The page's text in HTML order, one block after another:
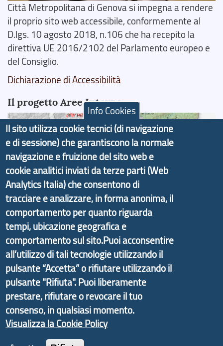
Città Metropolitana di Genova si impegna a rendere
il proprio sito web accessibile, conformemente al
D.lgs. 10 agosto 2018, n.106 che ha recepito la
direttiva UE 2016/2102 del Parlamento europeo e
del Consiglio.
Dichiarazione di Accessibilità
Il progetto Aree Interne
Il portale di marketing territoriale e sviluppo locale
di Genova Città Metropolitana si è sviluppato a
partire dal progetto nazionale Aree Interne
promosso dal Dipartimento per lo Sviluppo
Economico e finalizzato al rilancio socio-economico
delle valli dell’entroterra. In particolare fornisce
informazioni ed aggiornamenti sullaStrategia
d'Area Antola-Tigullio, in collaborazione con Regione
Liguria ed ANCI Liguria.
Copyright © 2017 Città metropolitana di Genova |
CF: 80007350103
Info Cookies
Il sito utilizza cookie tecnici (di navigazione
e di sessione) che garantiscono la normale
navigazione e fruizione del sito web e
cookie analitici inviati da terze parti (Web
Analytics Italia) che consentono di
tracciare e analizzare, in forma anonima, il
comportamento per quanto riguarda
tempi, ubicazione geografica e
comportamento sul sito.Puoi acconsentire
all’utilizzo di tali tecnologie utilizzando il
pulsante “Accetta” o rifiutare utilizzando il
pulsante "Rifiuta". Puoi liberamente
prestare, rifiutare o revocare il tuo
consenso, in qualsiasi momento.
Visualizza la Cookie Policy